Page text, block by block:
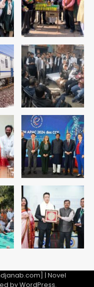
कुख्यात बदमाश राजस्थान
के स्वास्थ्य और सुरक्षा का
करना लक्ष्य: डीएम
| Novel
byWordPress.